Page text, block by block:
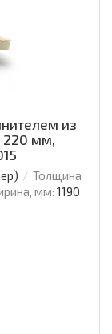
из
220 мм,
Толщина
мм: 1190